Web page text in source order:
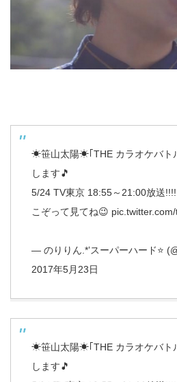
☀笹山太陽☀｢THE カラオケバト
します🎵
5/24 TV東京 18:55～21:00放送!!!!
こぞって見てね😉
— のりりん.*’スーパーハード⭐
2017年5月23日
☀笹山太陽☀｢THE カラオケバト
します🎵